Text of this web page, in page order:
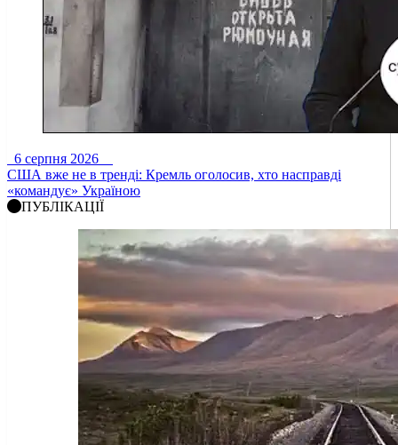
6 серпня 2026
США вже не в тренді: Кремль оголосив, хто насправді
«командує» Україною
ПУБЛІКАЦІЇ